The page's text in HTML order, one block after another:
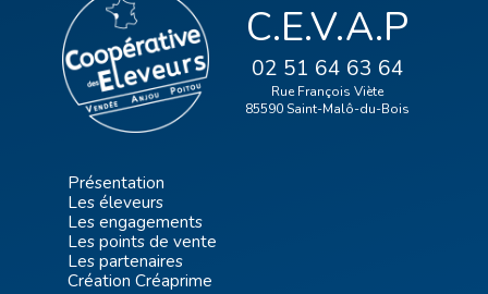
C.E.V.A.P
02 51 64 63 64
Rue François Viète
85590 Saint-Malô-du-Bois
Présentation
Les éleveurs
Les engagements
Les points de vente
Les partenaires
Création Créaprime